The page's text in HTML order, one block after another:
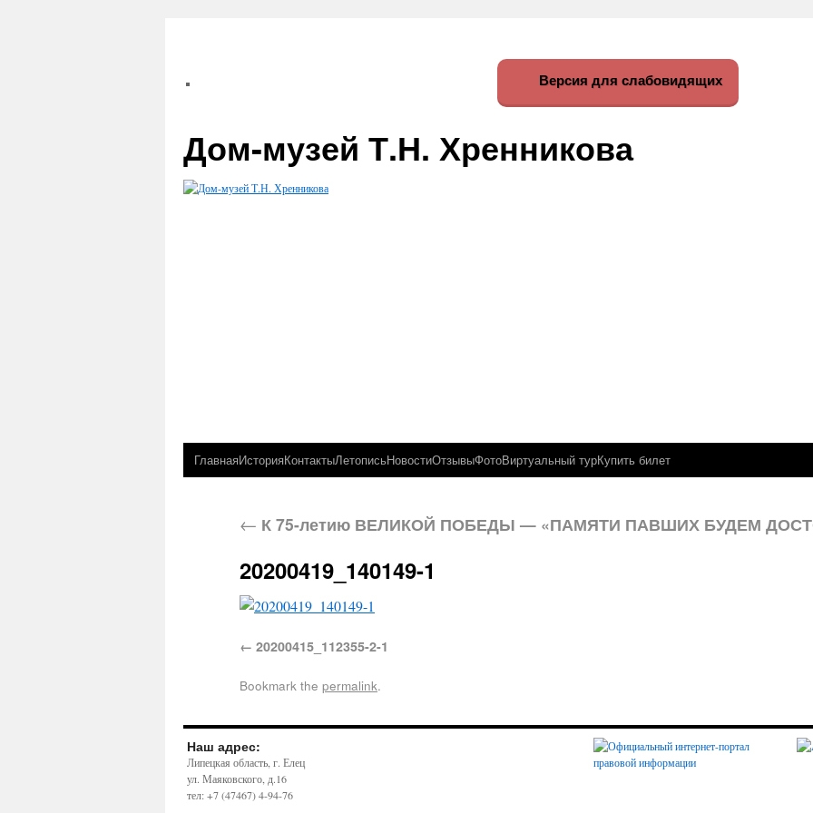
Версия для слабовидящих
Дом-музей Т.Н. Хренникова
ГлавнаяИсторияКонтактыЛетописьНовостиОтзывыФотоВиртуальный турКупить билет
← К 75-летию ВЕЛИКОЙ ПОБЕДЫ — «ПАМЯТИ ПАВШИХ БУДЕМ
20200419_140149-1
20200415_112355-2-1
Bookmark the permalink.
Наш адрес:
Липецкая область, г. Елец
ул. Маяковского, д.16
тел: +7 (47467) 4-94-76